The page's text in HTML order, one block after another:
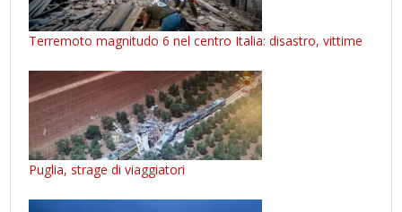
Terremoto magnitudo 6 nel centro Italia: disastro, vittime
Puglia, strage di viaggiatori